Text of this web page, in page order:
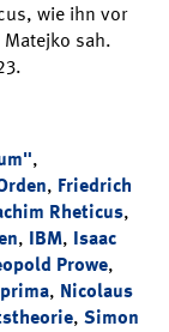
wie ihn vor
Matejko sah.
,
, Friedrich
Rheticus,
, IBM, Isaac
Prowe,
, Nicolaus
, Simon